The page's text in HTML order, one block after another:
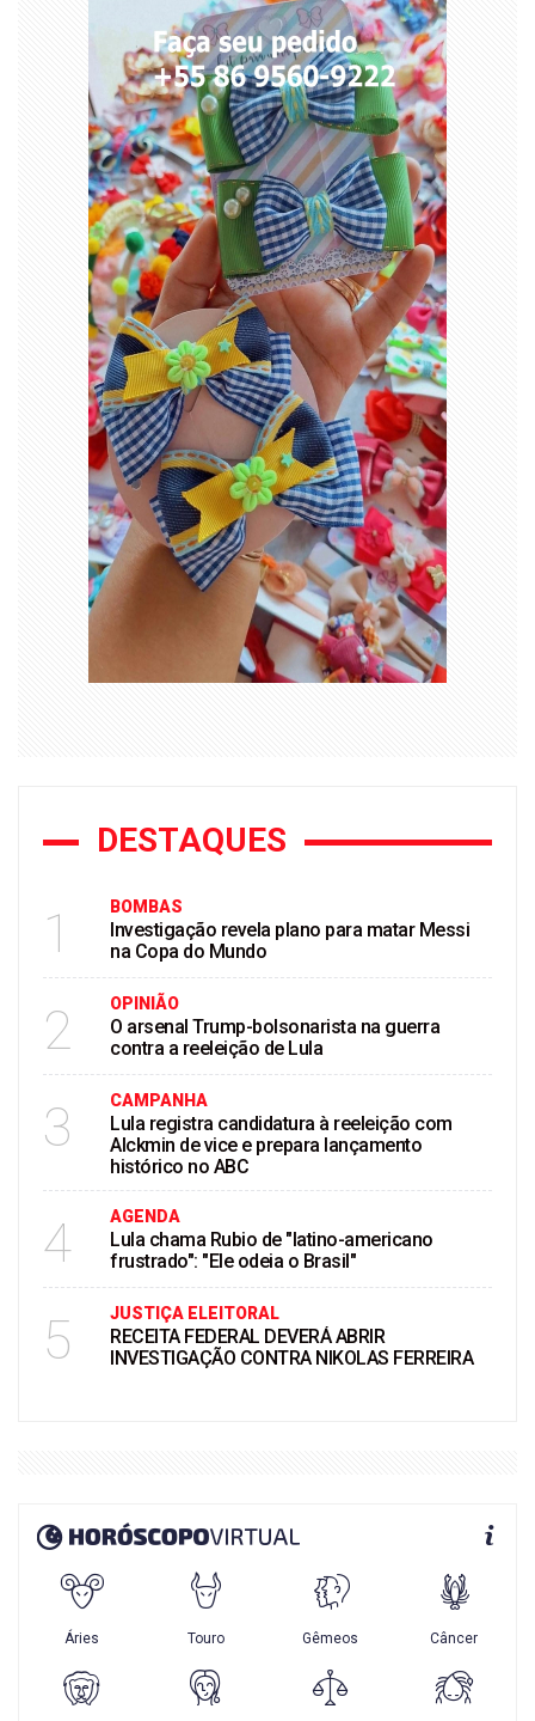
DESTAQUES
1 BOMBAS
Investigação revela plano para matar Messi
na Copa do Mundo
2 OPINIÃO
O arsenal Trump-bolsonarista na guerra
contra a reeleição de Lula
3 CAMPANHA
Lula registra candidatura à reeleição com
Alckmin de vice e prepara lançamento
histórico no ABC
4 AGENDA
Lula chama Rubio de "latino-americano
frustrado": "Ele odeia o Brasil"
5 JUSTIÇA ELEITORAL
RECEITA FEDERAL DEVERÁ ABRIR
INVESTIGAÇÃO CONTRA NIKOLAS FERREIRA